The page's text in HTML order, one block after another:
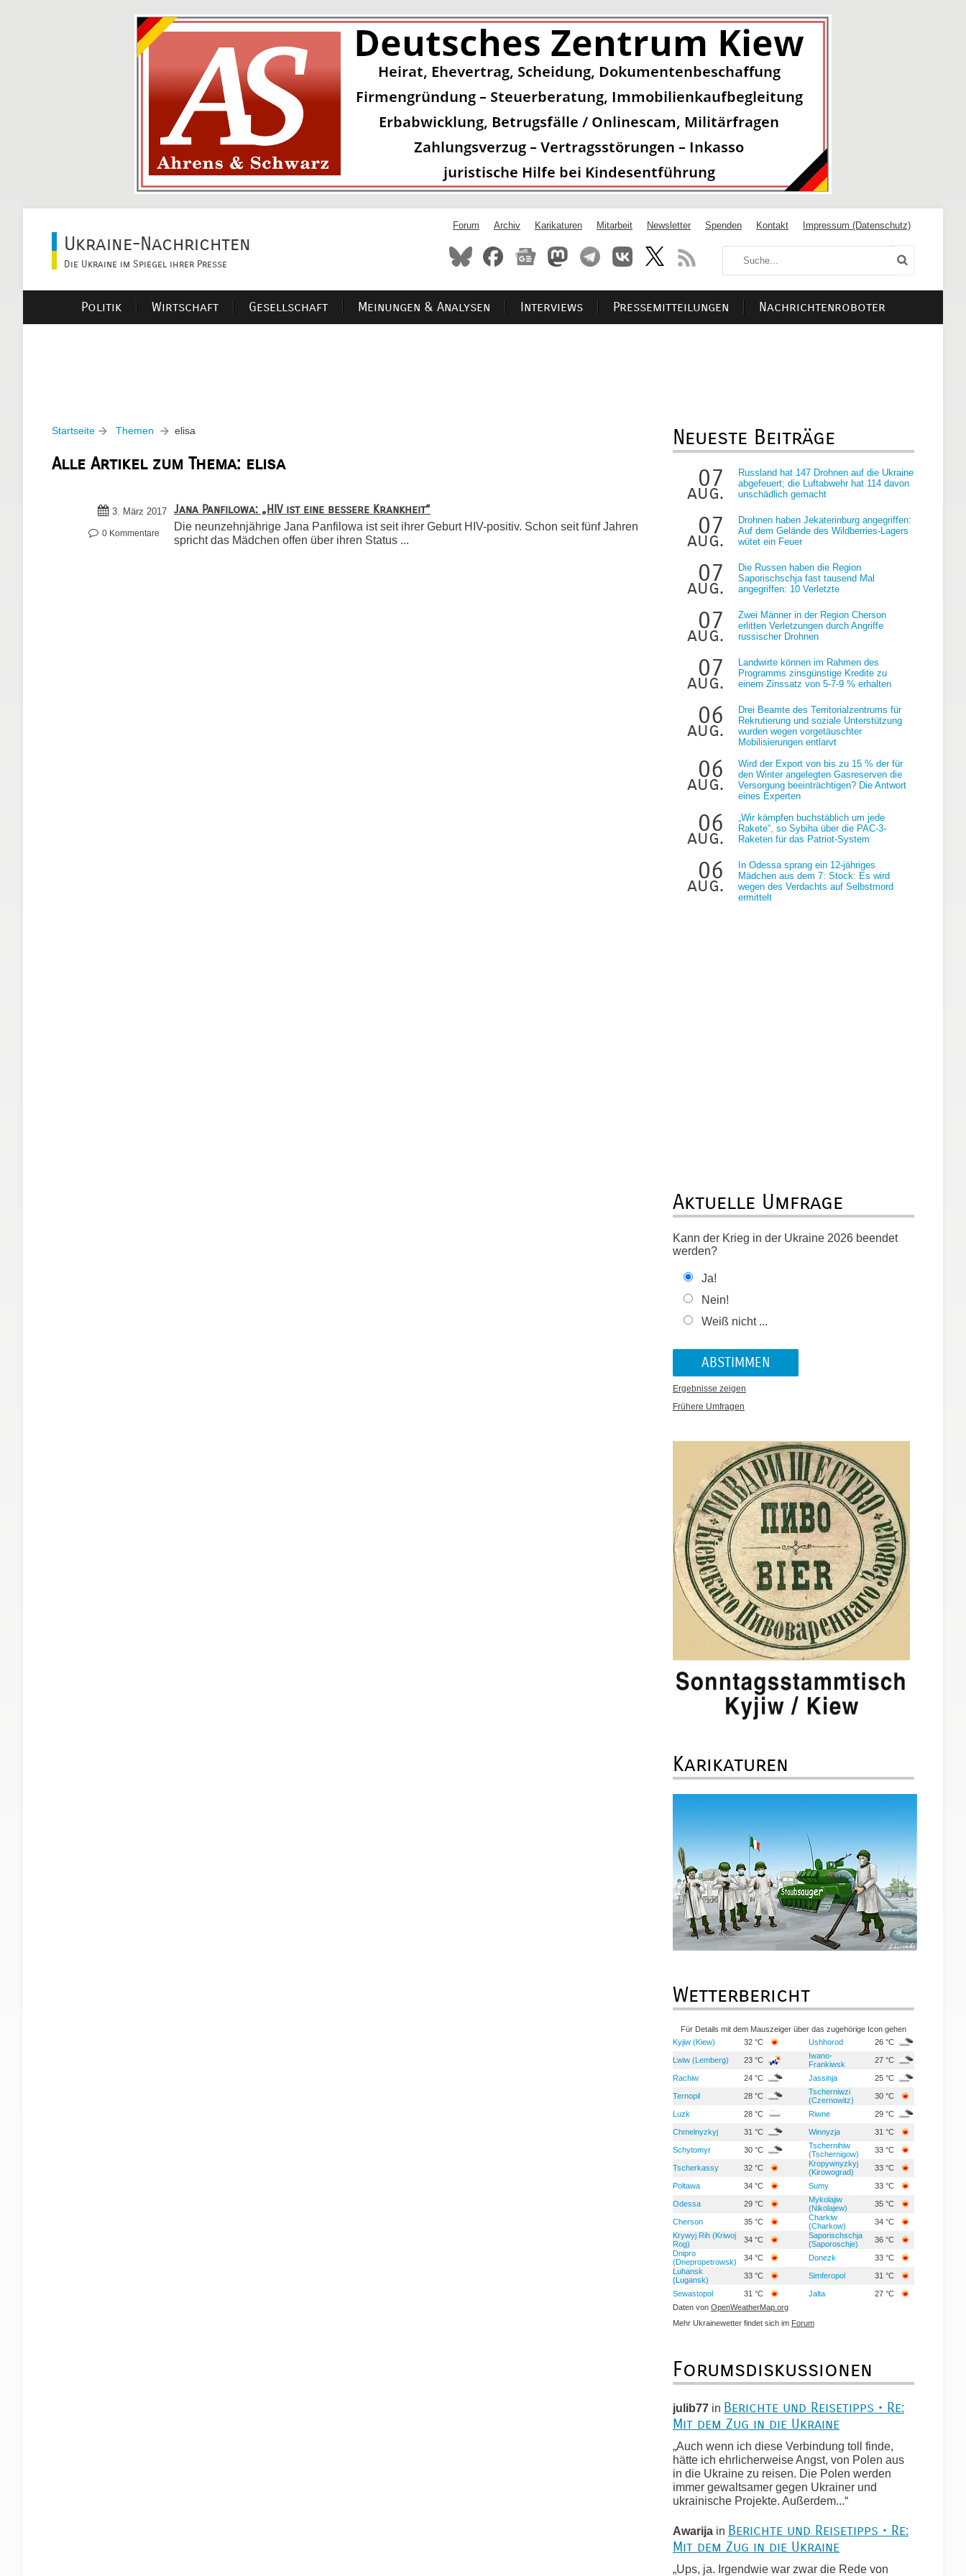
Ukraine-Nachrichten
Die Ukraine im Spiegel ihrer Presse
Forum Archiv Karikaturen Mitarbeit Newsletter Spenden Kontakt Impressum (Datenschutz)
Politik Wirtschaft Gesellschaft Meinungen & Analysen Interviews Pressemitteilungen Nachrichtenroboter
Startseite Themen elisa
Alle Artikel zum Thema: elisa
3. März 2017
0 Kommentare
Jana Panfilowa: „HIV ist eine bessere Krankheit“
Die neunzehnjährige Jana Panfilowa ist seit ihrer Geburt HIV-positiv. Schon seit fünf Jahren
spricht das Mädchen offen über ihren Status ...
Neueste Beiträge
07
aug.
Russland hat 147 Drohnen auf die Ukraine
abgefeuert; die Luftabwehr hat 114 davon
unschädlich gemacht
07
aug.
Drohnen haben Jekaterinburg angegriffen:
Auf dem Gelände des Wildberries-Lagers
wütet ein Feuer
07
aug.
Die Russen haben die Region
Saporischschja fast tausend Mal
angegriffen: 10 Verletzte
07
aug.
Zwei Männer in der Region Cherson
erlitten Verletzungen durch Angriffe
russischer Drohnen
07
aug.
Landwirte können im Rahmen des
Programms zinsgünstige Kredite zu
einem Zinssatz von 5-7-9 % erhalten
06
aug.
Drei Beamte des Territorialzentrums für
Rekrutierung und soziale Unterstützung
wurden wegen vorgetäuschter
Mobilisierungen entlarvt
06
aug.
Wird der Export von bis zu 15 % der für
den Winter angelegten Gasreserven die
Versorgung beeinträchtigen? Die Antwort
eines Experten
06
aug.
„Wir kämpfen buchstäblich um jede
Rakete“, so Sybiha über die PAC-3-
Raketen für das Patriot-System
06
aug.
In Odessa sprang ein 12-jähriges
Mädchen aus dem 7: Stock: Es wird
wegen des Verdachts auf Selbstmord
ermittelt
Aktuelle Umfrage
Kann der Krieg in der Ukraine 2026 beendet
werden?
Ja!
Nein!
Weiß nicht ...
Ergebnisse zeigen
Frühere Umfragen
Karikaturen
Wetterbericht
Für Details mit dem Mauszeiger über das zugehörige Icon gehen
Kyjiw (Kiew)
32 °C Ushhorod 26 °C
Lwiw (Lemberg) 23 °C
Iwano-
Frankiwsk
27 °C
Rachiw 24 °C Jassinja 25 °C
Ternopil 28 °C
Tscherniwzi
(Czernowitz)
30 °C
Luzk 28 °C Riwne 29 °C
Chmelnyzkyj 31 °C Winnyzja 31 °C
Schytomyr 30 °C
Tschernihiw
(Tschernigow)
33 °C
Tscherkassy 32 °C
Kropywnyzkyj
(Kirowograd)
33 °C
Poltawa 34 °C Sumy 33 °C
Odessa 29 °C
Mykolajiw
(Nikolajew)
35 °C
Cherson 35 °C
Charkiw
(Charkow)
34 °C
Krywyj Rih (Kriwoj
Rog)
34 °C
Saporischschja
(Saporoschje)
36 °C
Dnipro
(Dnepropetrowsk)
34 °C Donezk
33 °C
Luhansk
(Lugansk)
33 °C Simferopol 31 °C
Sewastopol 31 °C Jalta
27 °C
Daten von OpenWeatherMap.org
Mehr Ukrainewetter findet sich im Forum
Forumsdiskussionen
julib77 in Berichte und Reisetipps • Re:
Mit dem Zug in die Ukraine
„Auch wenn ich diese Verbindung toll finde,
hätte ich ehrlicherweise Angst, von Polen aus
in die Ukraine zu reisen. Die Polen werden
immer gewaltsamer gegen Ukrainer und
ukrainische Projekte. Außerdem...“
Awarija in Berichte und Reisetipps • Re:
Mit dem Zug in die Ukraine
„Ups, ja. Irgendwie war zwar die Rede von